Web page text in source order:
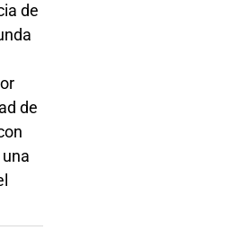
de
de